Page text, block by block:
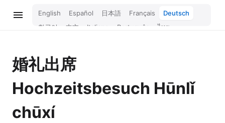
English Español 日本語 Français
Deutsch
한국어
中文 Italiano Português
ไทย
Bahasa Indonesia
婚礼出席
Hochzeitsbesuch Hūnlǐ
chūxí